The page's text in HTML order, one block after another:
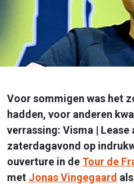
Voor sommigen was het
hadden, voor anderen
verrassing: Visma | Lease
zaterdagavond op
ouverture in de Tour de
met Jonas Vingegaard